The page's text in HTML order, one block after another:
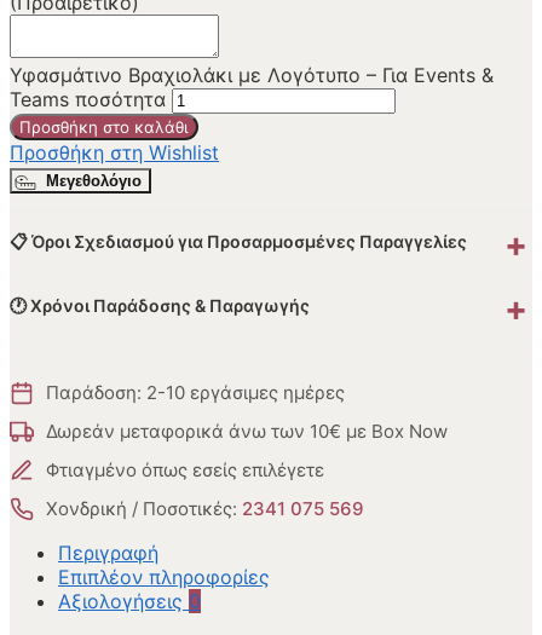
Υφασμάτινο Βραχιολάκι με Λογότυπο – Για Events &
Teams ποσότητα
Προσθήκη στο καλάθι
Προσθήκη στη Wishlist
Μεγεθολόγιο
📋 Όροι Σχεδιασμού για Προσαρμοσμένες Παραγγελίες +
🕐 Χρόνοι Παράδοσης & Παραγωγής +
Παράδοση: 2-10 εργάσιμες ημέρες
Δωρεάν μεταφορικά άνω των 10€ με Box Now
Φτιαγμένο όπως εσείς επιλέγετε
Χονδρική / Ποσοτικές: 2341 075 569
Περιγραφή
Επιπλέον πληροφορίες
Αξιολογήσεις 0